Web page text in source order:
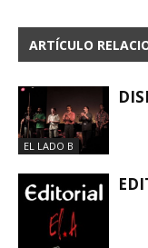
ARTÍCULO
EL LADO B